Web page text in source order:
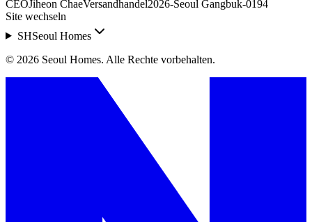
CEOJiheon ChaeVersandhandel2026-Seoul Gangbuk-0194
Site wechseln
SHSeoul Homes
© 2026 Seoul Homes. Alle Rechte vorbehalten.